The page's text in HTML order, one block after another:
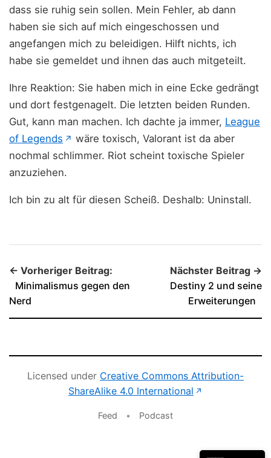
dass sie ruhig sein sollen. Mein Fehler, ab dann
haben sie sich auf mich eingeschossen und
angefangen mich zu beleidigen. Hilft nichts, ich
habe sie gemeldet und ihnen das auch mitgeteilt.
Ihre Reaktion: Sie haben mich in eine Ecke gedrängt
und dort festgenagelt. Die letzten beiden Runden.
Gut, kann man machen. Ich dachte ja immer, League
of Legends ↗ (öffnet in neuem Tab)
wäre toxisch, Valorant ist da aber
nochmal schlimmer. Riot scheint toxische Spieler
anzuziehen.
Ich bin zu alt für diesen Scheiß. Deshalb: Uninstall.
← Vorheriger Beitrag:
Minimalismus gegen den
Nerd
Nächster Beitrag →
Destiny 2 und seine
Erweiterungen
Licensed under Creative Commons Attribution-
ShareAlike 4.0 International ↗
Feed • Podcast